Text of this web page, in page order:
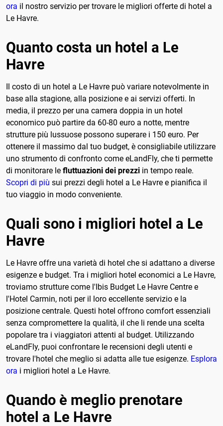
ora il nostro servizio per trovare le migliori offerte di hotel a
Le Havre.
Quanto costa un hotel a Le
Havre
Il costo di un hotel a Le Havre può variare notevolmente in
base alla stagione, alla posizione e ai servizi offerti. In
media, il prezzo per una camera doppia in un hotel
economico può partire da 60-80 euro a notte, mentre
strutture più lussuose possono superare i 150 euro. Per
ottenere il massimo dal tuo budget, è consigliabile utilizzare
uno strumento di confronto come eLandFly, che ti permette
di monitorare le fluttuazioni dei prezzi in tempo reale.
Scopri di più sui prezzi degli hotel a Le Havre e pianifica il
tuo viaggio in modo conveniente.
Quali sono i migliori hotel a Le
Havre
Le Havre offre una varietà di hotel che si adattano a diverse
esigenze e budget. Tra i migliori hotel economici a Le Havre,
troviamo strutture come l'Ibis Budget Le Havre Centre e
l'Hotel Carmin, noti per il loro eccellente servizio e la
posizione centrale. Questi hotel offrono comfort essenziali
senza compromettere la qualità, il che li rende una scelta
popolare tra i viaggiatori attenti al budget. Utilizzando
eLandFly, puoi confrontare le recensioni degli utenti e
trovare l'hotel che meglio si adatta alle tue esigenze. Esplora
ora i migliori hotel a Le Havre.
Quando è meglio prenotare
hotel a Le Havre